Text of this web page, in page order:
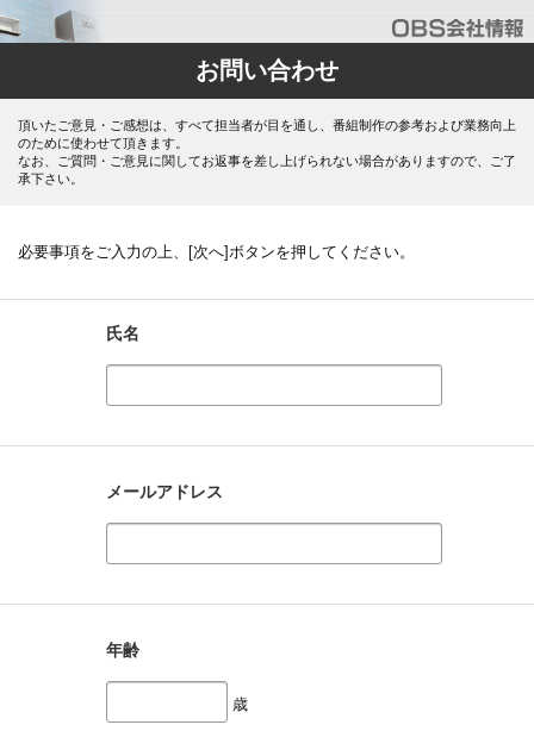
お問い合わせ
頂いたご意見・ご感想は、すべて担当者が目を通し、番組制作の参考および業務向上
のために使わせて頂きます。
なお、ご質問・ご意見に関してお返事を差し上げられない場合がありますので、ご了
承下さい。
必要事項をご入力の上、[次へ]ボタンを押してください。
氏名
メールアドレス
年齢
歳